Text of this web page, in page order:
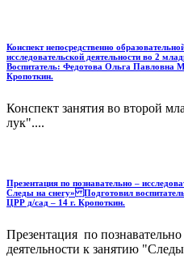
Конспект непосредственно
исследовательской деятельности во 2
Воспитатель: Федотова Ольга
Кропоткин.
Конспект занятия во второй
лук"....
Презентация по познавательно –
Следы на снегу» Подготовил
ЦРР д/сад – 14 г. Кропоткин.
Презентация по
деятельности к занятию